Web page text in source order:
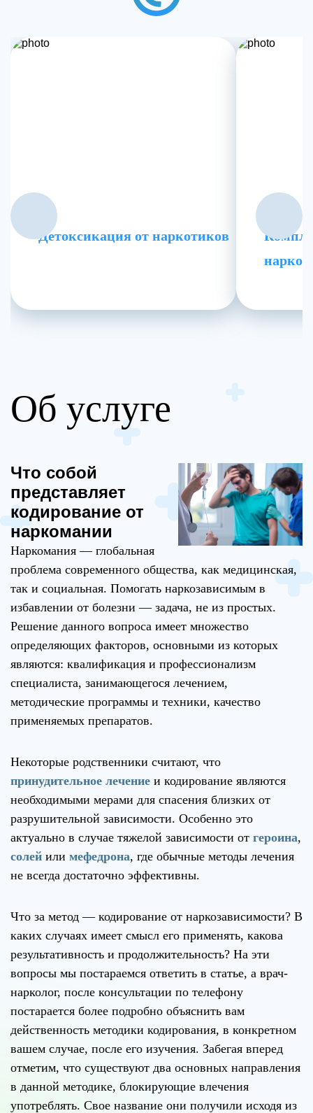
Детоксикация от наркотиков
Об услуге
Что собой
представляет
кодирование от
наркомании
Наркомания — глобальная
проблема современного общества, как медицинская,
так и социальная. Помогать наркозависимым в
избавлении от болезни — задача, не из простых.
Решение данного вопроса имеет множество
определяющих факторов, основными из которых
являются: квалификация и профессионализм
специалиста, занимающегося лечением,
методические программы и техники, качество
применяемых препаратов.
Некоторые родственники считают, что
принудительное лечение и кодирование являются
необходимыми мерами для спасения близких от
разрушительной зависимости. Особенно это
актуально в случае тяжелой зависимости от героина,
солей или мефедрона, где обычные методы лечения
не всегда достаточно эффективны.
Что за метод — кодирование от наркозависимости? В
каких случаях имеет смысл его применять, какова
результативность и продолжительность? На эти
вопросы мы постараемся ответить в статье, а врач-
нарколог, после консультации по телефону
постарается более подробно объяснить вам
действенность методики кодирования, в конкретном
вашем случае, после его изучения. Забегая вперед
отметим, что существуют два основных направления
в данной методике, блокирующие влечения
употреблять. Свое название они получили исходя из